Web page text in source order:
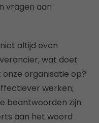
vragen aan
altijd even
wat doet
organisatie op?
werken;
beantwoorden zijn.
aan het woord